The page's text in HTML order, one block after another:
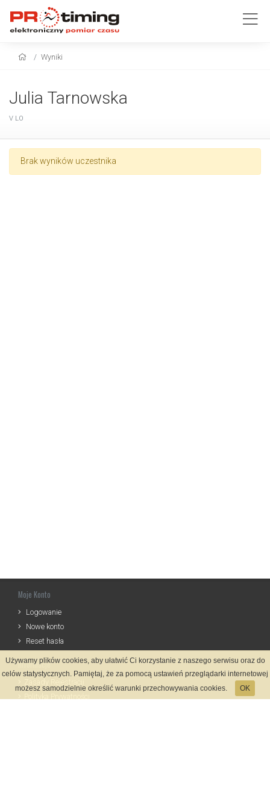
Wyniki
Julia Tarnowska
V LO
Brak wyników uczestnika
Moje Konto
Logowanie
Nowe konto
Reset hasła
Informacje
Używamy plików cookies, aby ułatwić Ci korzystanie z naszego serwisu oraz do
celów statystycznych. Pamiętaj, że za pomocą ustawień przeglądarki internetowej
możesz samodzielnie określić warunki przechowywania cookies.
OK